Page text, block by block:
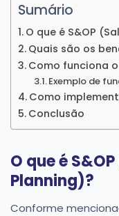
Sumário
O que é S&OP
Quais são os
Como funciona
Exemplo de
Como
Conclusão
O que é
Planning)?
Conforme